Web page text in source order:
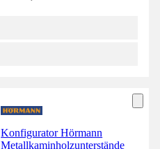
Konfigurator Hörmann
Metallkaminholzunterstände